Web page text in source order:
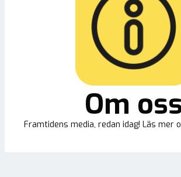
Om oss
Framtidens media, redan idag! Läs mer